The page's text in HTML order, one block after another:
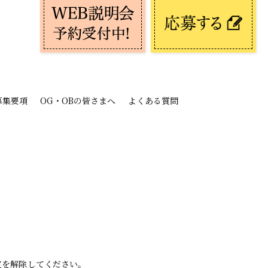
要項 OG・OBの皆さまへ よくある質問
除してください。